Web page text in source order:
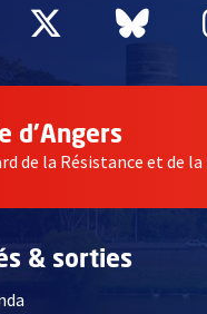
une
Twitter
, Ouvre
,
d'Angers
de la Résistance et de
& sorties